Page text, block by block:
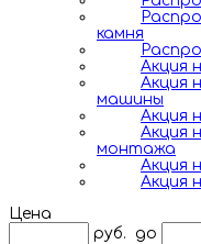
камня
Акция
Акция
машины
Акция
Акция
монтажа
Акция
Акция
Цена
руб.
до